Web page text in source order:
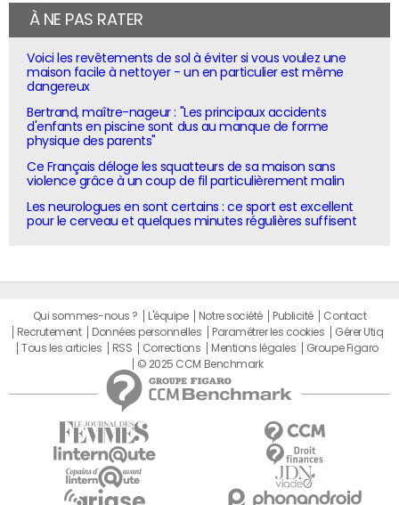
À NE PAS RATER
Voici les revêtements de sol à éviter si vous voulez une
maison facile à nettoyer - un en particulier est même
dangereux
Bertrand, maître-nageur : "Les principaux accidents
d'enfants en piscine sont dus au manque de forme
physique des parents"
Ce Français déloge les squatteurs de sa maison sans
violence grâce à un coup de fil particulièrement malin
Les neurologues en sont certains : ce sport est excellent
pour le cerveau et quelques minutes régulières suffisent
Qui sommes-nous ? L'équipe Notre société Publicité
Contact
Recrutement
Données personnelles Paramétrer les cookies
Gérer Utiq
Tous les articles
RSS Corrections Mentions légales
Groupe Figaro
© 2025 CCM Benchmark